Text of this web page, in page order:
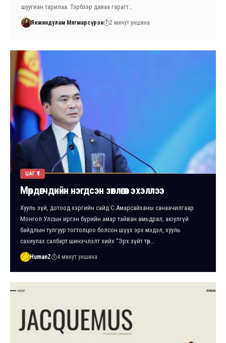
шуугиан тарилаа. Тэрбээр даваа гарагт…
Янжиндулам Мягмарсүрэн 2 минут уншина
ЦАГ ҮЕ
Мөрдөгчдийн нэгдсэн зөвлөгөөн эхэллээ
Хууль зүй, дотоод хэргийн сайд С.Амарсайханы санаачилгаар
Монгол Улсын иргэн бүрийн амар тайван амьдрал, аюулгүй
байдлын тулгуур тогтолцоо болсон шүүх эрх мэдэл, хууль
сахиулах салбарт шинэчлэлт хийх “Эрх зүйт төр…
HumanZ 4 минут уншина